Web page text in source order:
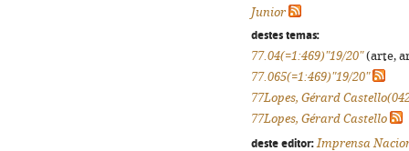
Junior
destes temas:
77.04(=1:469)"19/20"(arte,
77.065(=1:469)"19/20"
77Lopes, Gérard
77Lopes, Gérard Castello
deste editor: Imprensa